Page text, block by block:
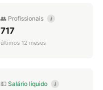
👥 Profissionais i
717
últimos 12 meses
💵 Salário líquido i